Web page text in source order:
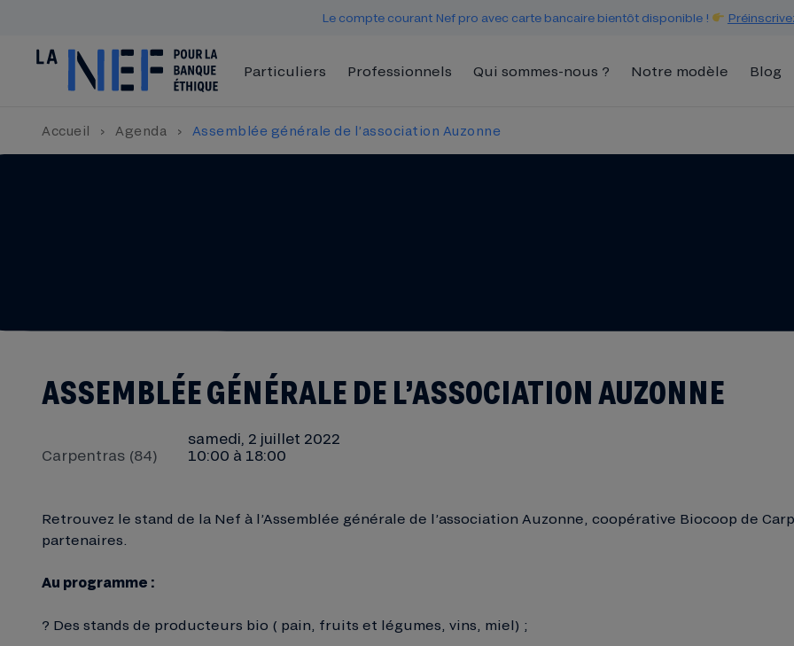
Le compte courant Nef pro avec carte bancaire bientôt disponible !
Particuliers Professionnels Qui sommes-nous ? Notre modèle Blog
Accueil › Agenda › Assemblée générale de l’association Auzonne
ASSEMBLÉE GÉNÉRALE DE L’ASSOCIATION AUZONNE
Carpentras (84)
samedi, 2 juillet 2022
10:00 à 18:00
Retrouvez le stand de la Nef à l’Assemblée générale de l’association Auzonne, coopérative Biocoop de
partenaires.
Au programme :
? Des stands de producteurs bio ( pain, fruits et légumes, vins, miel) ;